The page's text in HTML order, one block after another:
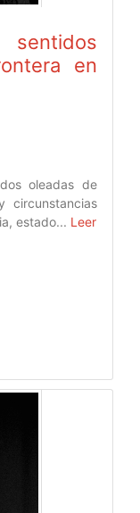
en
oleadas de
circunstancias
estado... Leer